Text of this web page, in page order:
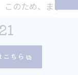
このため、まず
の公式情報を
ることが大切
こちら